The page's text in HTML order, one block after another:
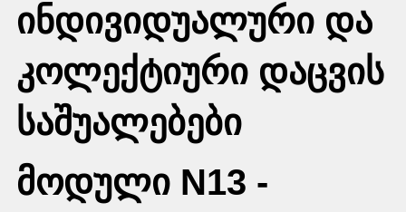
ინდივიდუალური და
კოლექტიური დაცვის
საშუალებები
მოდული N13 -